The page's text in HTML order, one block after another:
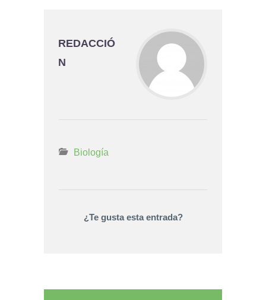
REDACCIÓ
N
Biología
¿Te gusta esta entrada?